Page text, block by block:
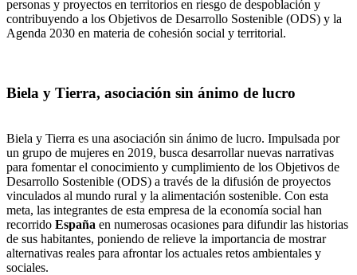
personas y proyectos en territorios en riesgo de despoblación y
contribuyendo a los Objetivos de Desarrollo Sostenible (ODS) y la
Agenda 2030 en materia de cohesión social y territorial.
Biela y Tierra, asociación sin ánimo de lucro
Biela y Tierra es una asociación sin ánimo de lucro. Impulsada por
un grupo de mujeres en 2019, busca desarrollar nuevas narrativas
para fomentar el conocimiento y cumplimiento de los Objetivos de
Desarrollo Sostenible (ODS) a través de la difusión de proyectos
vinculados al mundo rural y la alimentación sostenible. Con esta
meta, las integrantes de esta empresa de la economía social han
recorrido España en numerosas ocasiones para difundir las historias
de sus habitantes, poniendo de relieve la importancia de mostrar
alternativas reales para afrontar los actuales retos ambientales y
sociales.